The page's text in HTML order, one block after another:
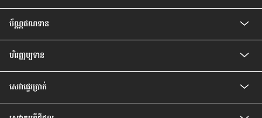
គណនីកុមារ
គណនីបញ្ញើសំចៃ
គណនីសន្សំជាប្រាក់រៀល
គណនីបញ្ញើ មានកាលកំណត់
គណនីបញ្ញើ មានកាលកំណត់ ប្រាក់រៀល
គណនីបញ្ញើមានកាលកំណត់ រូបិយប័ណ្ណបរទេស
គណនីសន្សំវៃឆ្លាត
គណនីប្រាក់បៀវត្សវៃឆ្លាត
ប័ណ្ណឥណទាន
ប័ណ្ណឥណទាន CIMB Visa Gold
ប័ណ្ណឥណទាន CIMB PREFERRED VISA PLATINUM
បទប្បញ្ញត្តិ និងលក្ខខណ្ឌរបស់ម្ចាស់ប័ណ្ណ
ហិរញ្ញប្បទាន
ឥណទានគេហដ្ឋាន
ឥណទានរថយន្ត
ឥណទានបុគ្គល
ឥណទានប្រាក់បៀវត្ស
សេវា​ផ្ទេរ​ប្រាក់
សេវាផ្ទេរប្រាក់ Telegraph